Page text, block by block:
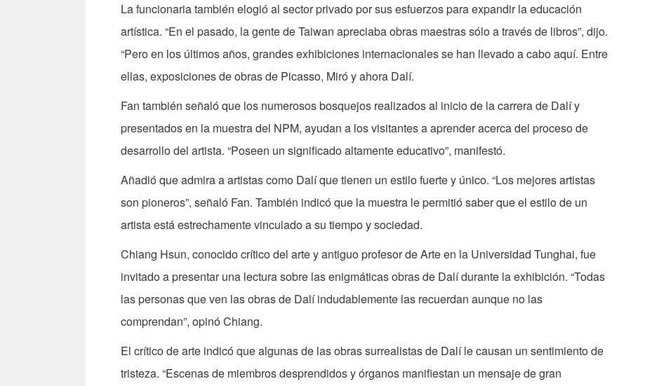
La funcionaria también elogió al sector privado por sus esfuerzos para expandir la educación
artística. “En el pasado, la gente de Taiwan apreciaba obras maestras sólo a través de libros”, dijo.
“Pero en los últimos años, grandes exhibiciones internacionales se han llevado a cabo aquí. Entre
ellas, exposiciones de obras de Picasso, Miró y ahora Dalí.
Fan también señaló que los numerosos bosquejos realizados al inicio de la carrera de Dalí y
presentados en la muestra del NPM, ayudan a los visitantes a aprender acerca del proceso de
desarrollo del artista. “Poseen un significado altamente educativo”, manifestó.
Añadió que admira a artistas como Dalí que tienen un estilo fuerte y único. “Los mejores artistas
son pioneros”, señaló Fan. También indicó que la muestra le permitió saber que el estilo de un
artista está estrechamente vinculado a su tiempo y sociedad.
Chiang Hsun, conocido crítico del arte y antiguo profesor de Arte en la Universidad Tunghai, fue
invitado a presentar una lectura sobre las enigmáticas obras de Dalí durante la exhibición. “Todas
las personas que ven las obras de Dalí indudablemente las recuerdan aunque no las
comprendan”, opinó Chiang.
El crítico de arte indicó que algunas de las obras surrealistas de Dalí le causan un sentimiento de
tristeza. “Escenas de miembros desprendidos y órganos manifiestan un mensaje de gran